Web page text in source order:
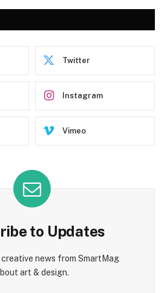
Twitter
Instagram
Vimeo
to Updates
news from SmartMag
art & design.